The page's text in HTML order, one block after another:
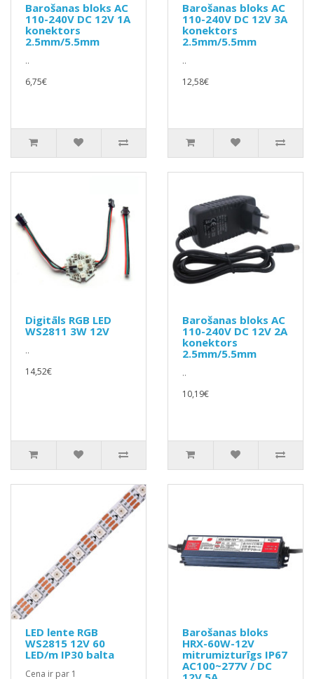
Barošanas bloks AC
110-240V DC 12V 1A
konektors
2.5mm/5.5mm
..
6,75€
Barošanas bloks AC
110-240V DC 12V 3A
konektors
2.5mm/5.5mm
..
12,58€
Digitāls RGB LED
WS2811 3W 12V
..
14,52€
Barošanas bloks AC
110-240V DC 12V 2A
konektors
2.5mm/5.5mm
..
10,19€
LED lente RGB
WS2815 12V 60
LED/m IP30 balta
Cena ir par 1
Barošanas bloks
HRX-60W-12V
mitrumizturīgs IP67
AC100~277V / DC